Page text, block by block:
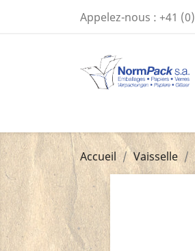
Appelez-nous : +41
Accueil Vaisselle